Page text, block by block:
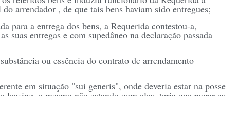
arrendador , de que tais bens haviam sido entregues;
para a entrega dos bens, a Requerida contestou-a,
suas entregas e com supedâneo na declaração passada
ou essência do contrato de arrendamento
em situação "sui generis", onde deveria estar na posse
leasing, e mesmo não estando com eles, teria que pagar as